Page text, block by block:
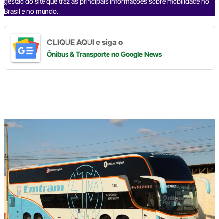
Brasil e no mundo.
CLIQUE AQUI e siga o
Ônibus & Transporteno Google News
Digite
aqui
o
seu
e-
mail